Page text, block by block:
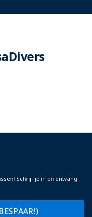
Schrijf je in en ontvang